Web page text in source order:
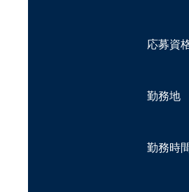
応募資
勤務地
勤務時